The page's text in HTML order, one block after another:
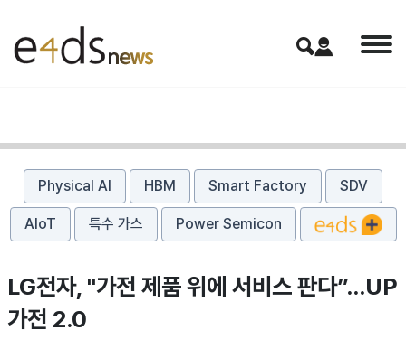
Physical AI HBM Smart Factory SDV
AIoT 특수 가스 Power Semicon
LG전자, "가전 제품 위에 서비스 판다”…UP
가전 2.0